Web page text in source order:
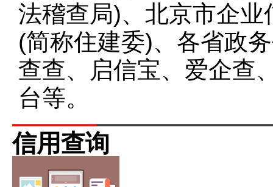
法稽查局)、北京市企
(简称住建委)、各省政
查查、启信宝、爱企查
台等。
信用查询